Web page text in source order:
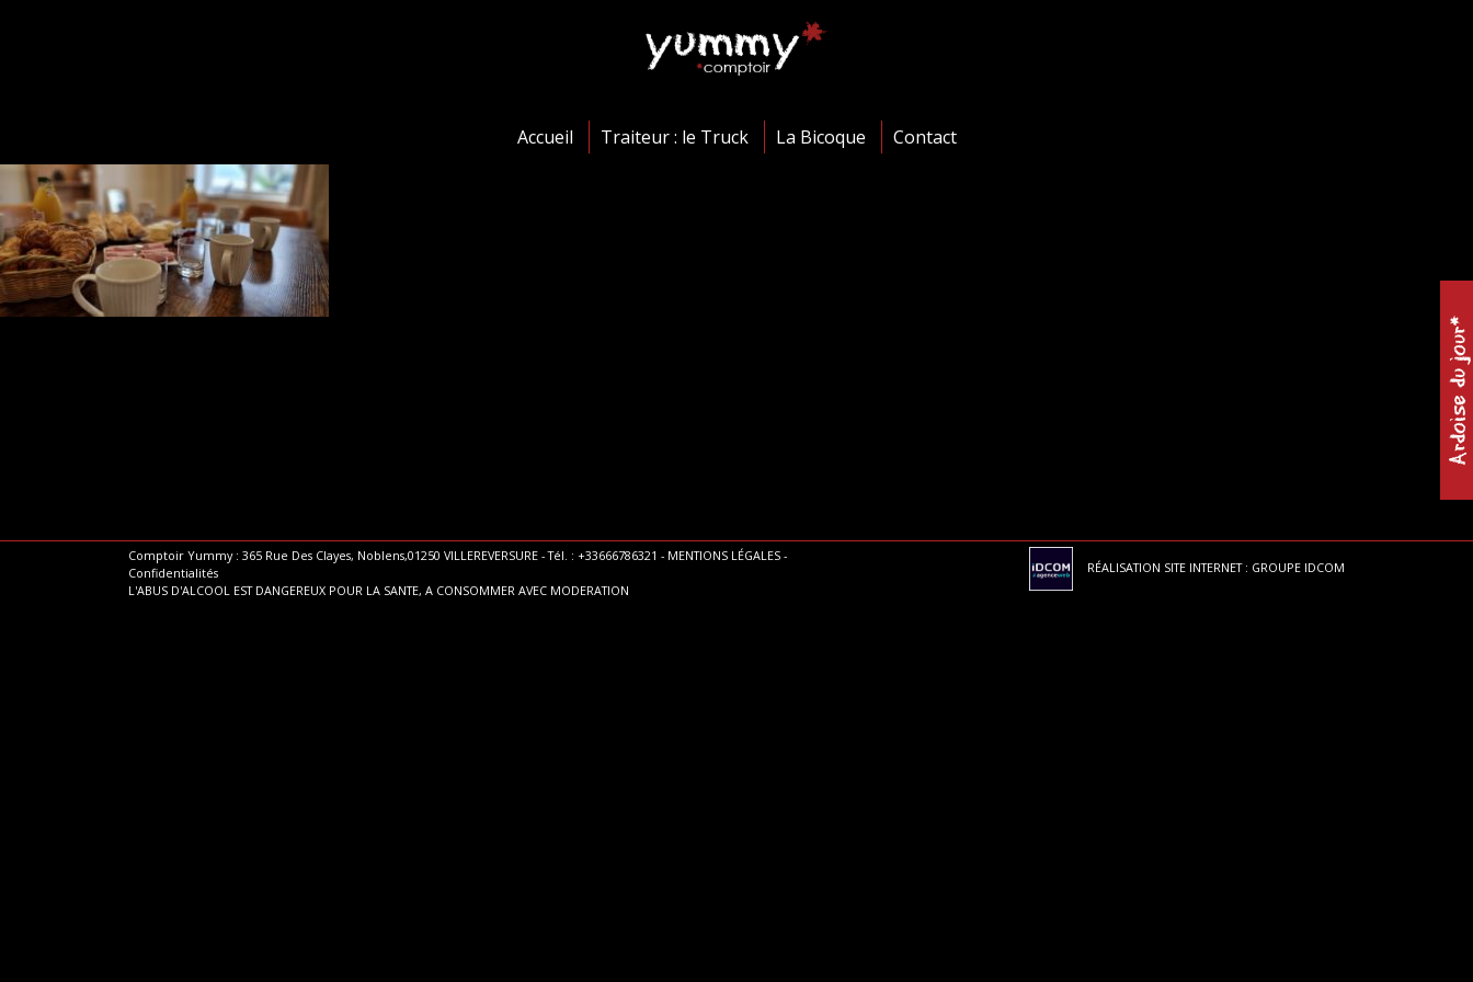
Accueil Traiteur : le Truck La Bicoque Contact
Comptoir Yummy : 365 Rue Des Clayes, Noblens,01250 VILLEREVERSURE - Tél. : +33666786321 - MENTIONS LÉGALES -
Confidentialités
L'ABUS D'ALCOOL EST DANGEREUX POUR LA SANTE, A CONSOMMER AVEC MODERATION
RÉALISATION SITE INTERNET : GROUPE IDCOM
Ardoise du jour*